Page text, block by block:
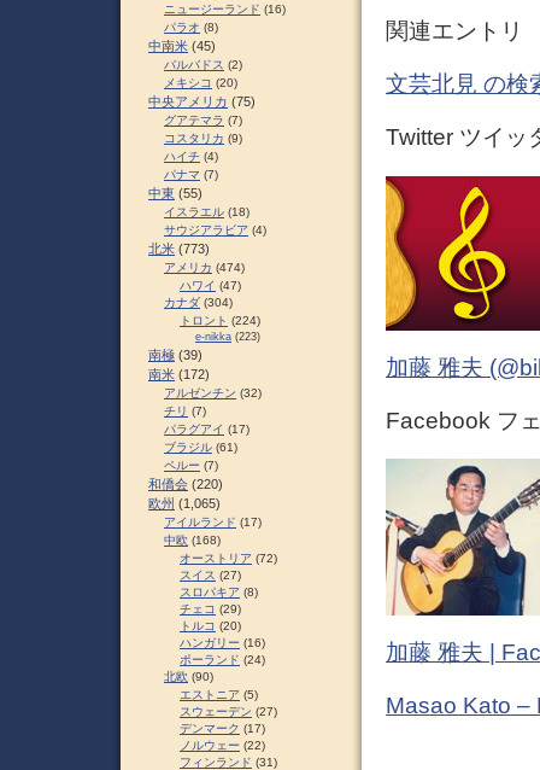
関連エントリ
文芸北見 の検
Twitter ツイッ
加藤 雅夫
Facebook フ
加藤 雅夫 |
Masao Kato –
ニュージーランド (16)
パラオ (8)
中南米 (45)
バルバドス (2)
メキシコ (20)
中央アメリカ (75)
グアテマラ (7)
コスタリカ (9)
ハイチ (4)
パナマ (7)
中東 (55)
イスラエル (18)
サウジアラビア (4)
北米 (773)
アメリカ (474)
ハワイ (47)
カナダ (304)
トロント (224)
e-nikka (223)
南極 (39)
南米 (172)
アルゼンチン (32)
チリ (7)
パラグアイ (17)
ブラジル (61)
ペルー (7)
和僑会 (220)
欧州 (1,065)
アイルランド (17)
中欧 (168)
オーストリア (72)
スイス (27)
スロパキア (8)
チェコ (29)
トルコ (20)
ハンガリー (16)
ポーランド (24)
北欧 (90)
エストニア (5)
スウェーデン (27)
デンマーク (17)
ノルウェー (22)
フィンランド (31)